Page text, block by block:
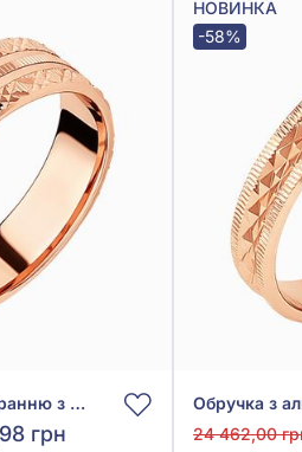
Обручка з алмазною гранню з червоного золота 585°, арт. ОК240
грн
НОВИНКА
-58%
24 462,00